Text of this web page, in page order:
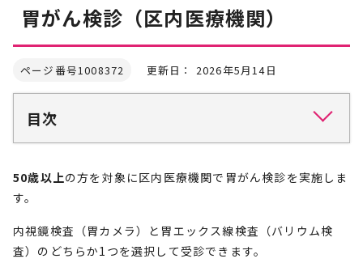
胃がん検診（区内医療機関）
ページ番号1008372 更新日： 2026年5月14日
目次
50歳以上の方を対象に区内医療機関で胃がん検診を実施しま
す。
内視鏡検査（胃カメラ）と胃エックス線検査（バリウム検
査）のどちらか1つを選択して受診できます。